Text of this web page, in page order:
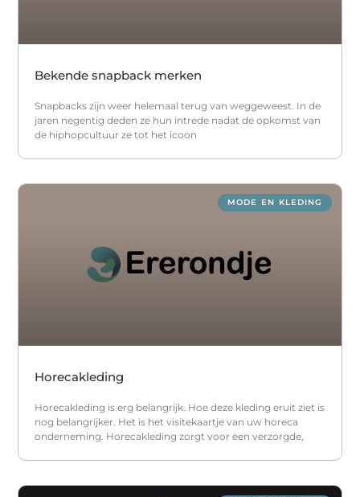
Bekende snapback merken
Snapbacks zijn weer helemaal terug van weggeweest. In de
jaren negentig deden ze hun intrede nadat de opkomst van
de hiphopcultuur ze tot het icoon
MODE EN KLEDING
Horecakleding
Horecakleding is erg belangrijk. Hoe deze kleding eruit ziet is
nog belangrijker. Het is het visitekaartje van uw horeca
onderneming. Horecakleding zorgt voor een verzorgde,